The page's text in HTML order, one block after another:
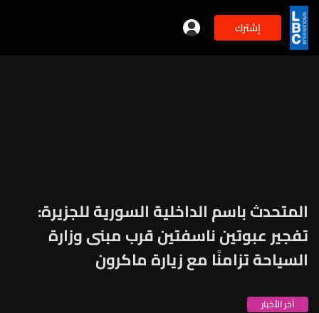
إشترك
المتحدث باسم الداخلية السورية للجزيرة:
تفجير عبوتين ناسفتين قرب مبنى وزارة
السياحة تزامنًا مع زيارة ماكرون
آخر الأخبار